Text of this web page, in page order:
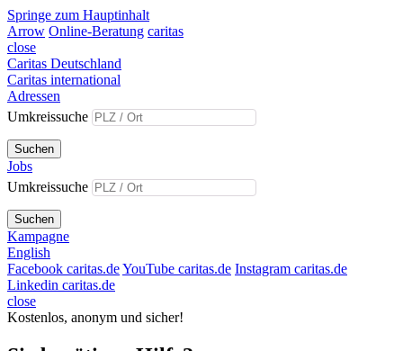
Springe zum Hauptinhalt
Arrow Online-Beratung caritas
close
Caritas Deutschland
Caritas international
Adressen
Umkreissuche
Suchen
Jobs
Umkreissuche
Suchen
Kampagne
English
Facebook caritas.deYouTube caritas.de Instagram caritas.de
Linkedin caritas.de
close
Kostenlos, anonym und sicher!